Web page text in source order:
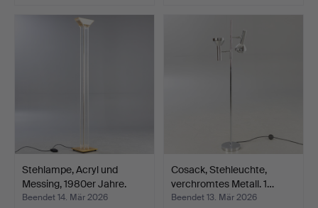
Stehlampe, Acryl und
Messing, 1980er Jahre.
Beendet 14. Mär 2026
Cosack, Stehleuchte,
verchromtes Metall. 1…
Beendet 13. Mär 2026